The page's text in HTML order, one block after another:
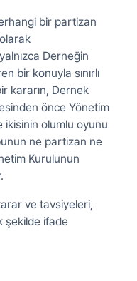
bir partizan
Derneğin
bir konuyla sınırlı
kararın, Dernek
önce Yönetim
ikisinin olumlu oyunu
ne partizan ne
Kurulunun
ve tavsiyeleri,
şekilde ifade